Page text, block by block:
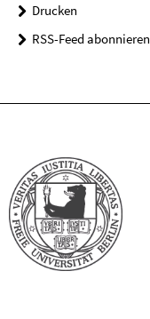
Drucken
RSS-Feed abonnieren